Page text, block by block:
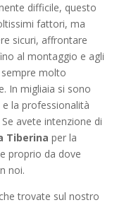
difficile, questo
fattori, ma
sicuri, affrontare
al montaggio e agli
molto
In migliaia si sono
la professionalità
avete intenzione di
Tiberina per la
proprio da dove
noi.
trovate sul nostro